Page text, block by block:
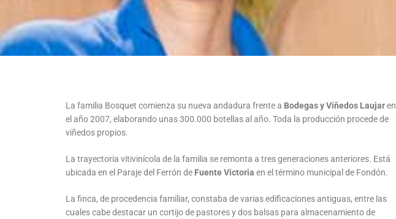
La familia Bosquet comienza su nueva andadura frente a Bodegas y Viñedos Laujaren
el año 2007, elaborando unas 300.000 botellas al año. Toda la producción procede de
viñedos propios.
La trayectoria vitivinícola de la familia se remonta a tres generaciones anteriores. Está
ubicada en el Paraje del Ferrón de Fuente Victoria en el término municipal de Fondón.
La finca, de procedencia familiar, constaba de varias edificaciones antiguas, entre las
cuales cabe destacar un cortijo de pastores y dos balsas para almacenamiento de